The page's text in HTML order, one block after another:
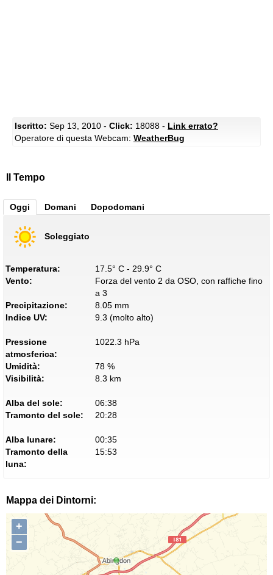
Iscritto: Sep 13, 2010 - Click: 18088 - Link errato?
Operatore di questa Webcam: WeatherBug
Il Tempo
Oggi Domani Dopodomani
Soleggiato
Temperatura:
17.5° C - 29.9° C
Vento:
Forza del vento 2 da OSO, con raffiche fino
a 3
Precipitazione:
8.05 mm
Indice UV:
9.3 (molto alto)
Pressione
atmosferica:
1022.3 hPa
Umidità:
78 %
Visibilità:
8.3 km
Alba del sole:
06:38
Tramonto del sole:
20:28
Alba lunare:
00:35
Tramonto della
luna:
15:53
Mappa dei Dintorni:
+
−